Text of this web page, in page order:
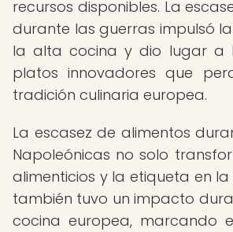
recursos disponibles. La
durante las guerras impulsó
la alta cocina y dio lugar a
platos innovadores que
tradición culinaria europea.
La escasez de alimentos
Napoleónicas no solo
alimenticios y la etiqueta en la
también tuvo un impacto
cocina europea, marcando